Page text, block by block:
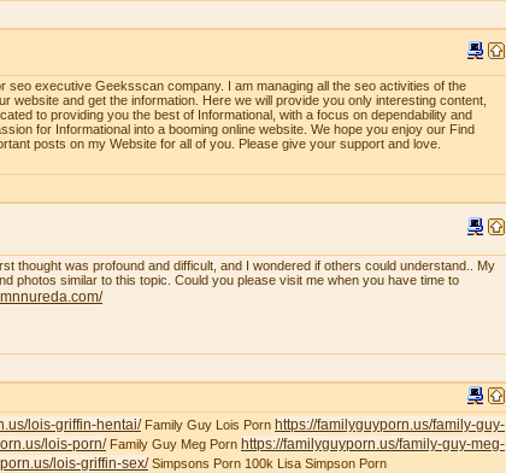
seo executive Geeksscan company. I am managing all the seo activities of the
website and get the information. Here we will provide you only interesting content,
to providing you the best of Informational, with a focus on dependability and
for Informational into a booming online website. We hope you enjoy our Find
posts on my Website for all of you. Please give your support and love.
thought was profound and difficult, and I wondered if others could understand.. My
photos similar to this topic. Could you please visit me when you have time to
lois-griffin-hentai/Family Guy Lois Porn https://familyguyporn.us/family-guy-
lois-porn/Family Guy Meg Porn https://familyguyporn.us/family-guy-meg-
lois-griffin-sex/Simpsons Porn 100k Lisa Simpson Porn